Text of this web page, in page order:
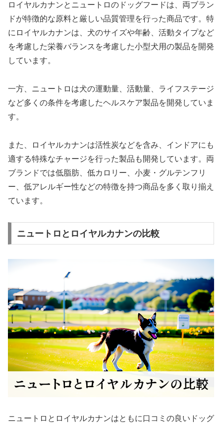
ロイヤルカナンとニュートロのドッグフードは、両ブラン
ドが特徴的な原料と厳しい品質管理を行った商品です。特
にロイヤルカナンは、犬のサイズや年齢、活動タイプなど
を考慮した栄養バランスを考慮した小型犬用の製品を開発
しています。
一方、ニュートロは犬の運動量、活動量、ライフステージ
など多くの条件を考慮したヘルスケア製品を開発していま
す。
また、ロイヤルカナンは活性炭などを含み、インドアにも
適する特殊なチャージを行った製品も開発しています。両
ブランドでは低脂肪、低カロリー、小麦・グルテンフリ
ー、低アレルギー性などの特徴を持つ商品を多く取り揃え
ています。
ニュートロとロイヤルカナンの比較
ニュートロとロイヤルカナンはともに口コミの良いドッグ